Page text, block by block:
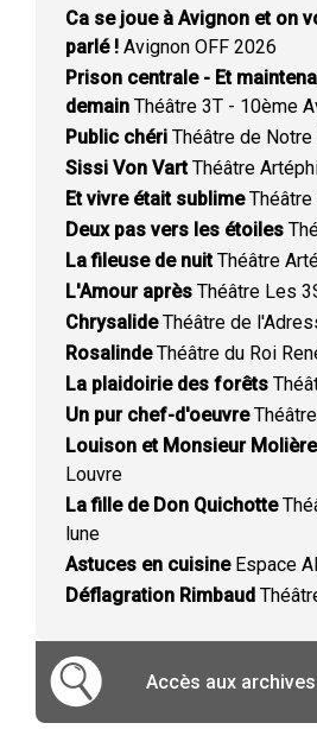
Ca se joue à Avignon et on
parlé ! Avignon OFF 2026
Prison centrale - Et
demain Théâtre 3T - 10ème
Public chéri Théâtre de Notre
Sissi Von VartThéâtre
Et vivre était sublimeThéâtre
Deux pas vers les étoiles
La fileuse de nuitThéâtre
L'Amour après Théâtre Les
ChrysalideThéâtre de
RosalindeThéâtre du Roi
La plaidoirie des forêts
Un pur chef-d'oeuvre
Louison et Monsieur Molière
Louvre
La fille de Don Quichotte
lune
Astuces en cuisineEspace
Déflagration Rimbaud
Accès aux